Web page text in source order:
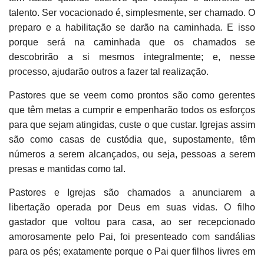
talento. Ser vocacionado é, simplesmente, ser chamado. O
preparo e a habilitação se darão na caminhada. E isso
porque será na caminhada que os chamados se
descobrirão a si mesmos integralmente; e, nesse
processo, ajudarão outros a fazer tal realização.
Pastores que se veem como prontos são como gerentes
que têm metas a cumprir e empenharão todos os esforços
para que sejam atingidas, custe o que custar. Igrejas assim
são como casas de custódia que, supostamente, têm
números a serem alcançados, ou seja, pessoas a serem
presas e mantidas como tal.
Pastores e Igrejas são chamados a anunciarem a
libertação operada por Deus em suas vidas. O filho
gastador que voltou para casa, ao ser recepcionado
amorosamente pelo Pai, foi presenteado com sandálias
para os pés; exatamente porque o Pai quer filhos livres em